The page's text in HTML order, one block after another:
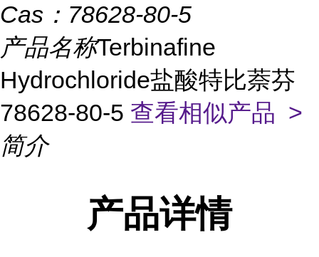
Cas： 78628-80-5
产品名称Terbinafine
Hydrochloride盐酸特比萘芬
78628-80-5 查看相似产品 >
简介
产品详情